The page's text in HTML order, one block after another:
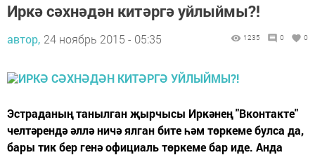
Иркә сәхнәдән китәргә уйлыймы?!
автор, 24 ноябрь 2015 - 05:35 1235 0 0
Эстраданың танылган җырчысы Иркәнең "Вконтакте"
челтәрендә әллә ничә ялган бите һәм төркеме булса да,
бары тик бер генә официаль төркеме бар иде. Анда